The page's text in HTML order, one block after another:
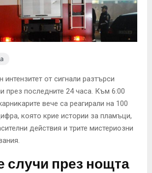
от сигнали разтърси
през последните 24 часа. Към 6:00
вече са реагирали на 100
която крие истории за пламъци,
действия и трите мистериозни
случи през нощта